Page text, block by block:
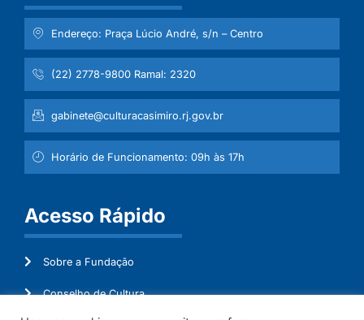
Endereço: Praça Lúcio André, s/n – Centro
(22) 2778-9800 Ramal: 2320
gabinete@culturacasimiro.rj.gov.br
Horário de Funcionamento: 09h às 17h
Acesso Rápido
Sobre a Fundação
Conselho de Cultura